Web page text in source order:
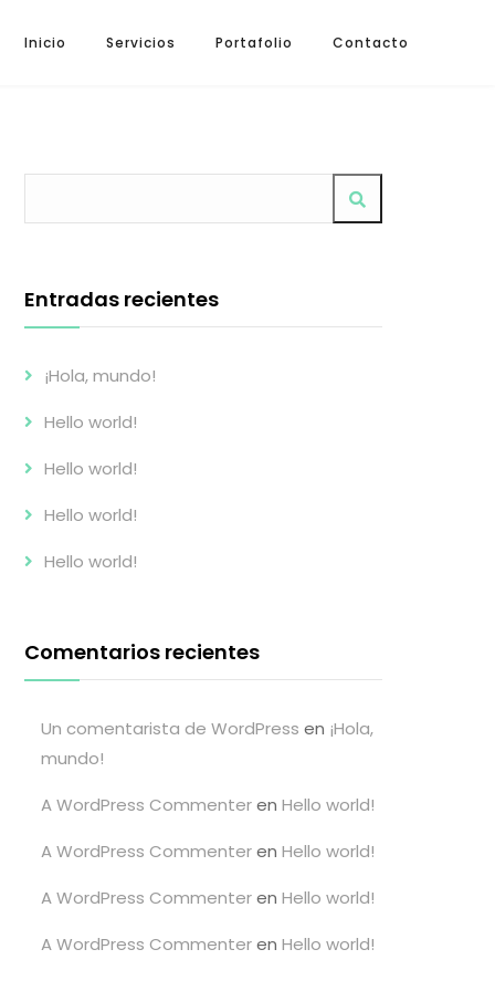
Inicio Servicios Portafolio Contacto
Entradas recientes
¡Hola, mundo!
Hello world!
Hello world!
Hello world!
Hello world!
Comentarios recientes
Un comentarista de WordPress en ¡Hola,
mundo!
A WordPress Commenteren Hello world!
A WordPress Commenteren Hello world!
A WordPress Commenteren Hello world!
A WordPress Commenteren Hello world!